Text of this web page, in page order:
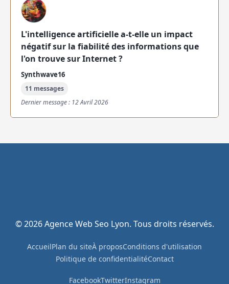
L'intelligence artificielle a-t-elle un impact
négatif sur la fiabilité des informations que
l'on trouve sur Internet ?
Synthwave16
11 messages
Dernier message : 12 Avril 2026
© 2026 Agence Web Seo Lyon. Tous droits réservés.
AccueilPlan du siteÀ proposConditions d'utilisation
Politique de confidentialitéContact
FacebookTwitterInstagram